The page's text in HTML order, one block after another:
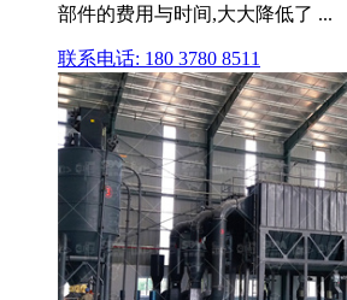
部件的费用与时间,大大降低了 ...
联系电话: 180 3780 8511